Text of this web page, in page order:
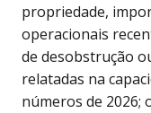
propriedade,
operacionais
de desobstrução
relatadas na
números de 2026;